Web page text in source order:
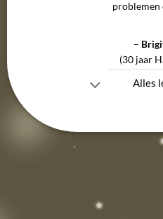
problemen
–
(30 jaar
Alles